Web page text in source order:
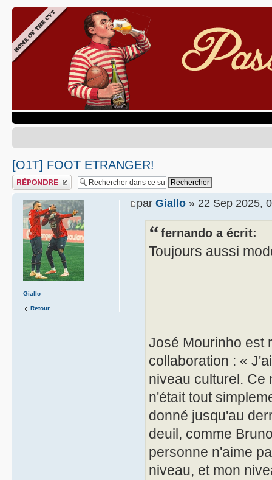
[O1T] FOOT ETRANGER!
Publier une réponse
par Giallo » 22 Sep 2025,
fernando a écrit:
Toujours aussi
José Mourinho est
collaboration : «
niveau culturel. Ce
n'était tout
donné jusqu'au
deuil, comme
personne n'aime
niveau, et mon
Giallo
Retour